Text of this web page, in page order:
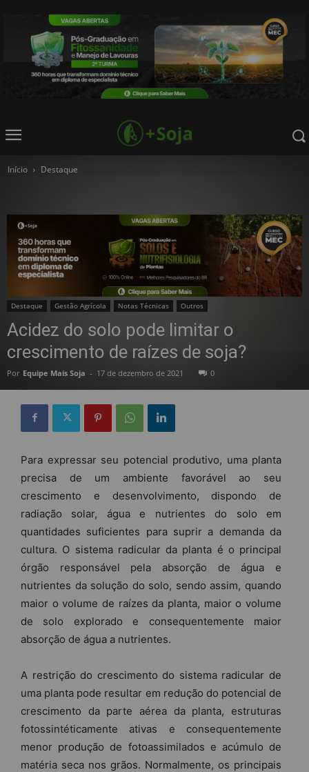
Início Destaque
Destaque Gestão Agrícola Notas Técnicas Outros
Acidez do solo pode limitar o
crescimento de raízes de soja?
Por Equipe Mais Soja - 17 de dezembro de 2021 0
Para expressar seu potencial produtivo, uma planta
precisa de um ambiente favorável ao seu
crescimento e desenvolvimento, dispondo de
radiação solar, água e nutrientes do solo em
quantidades suficientes para suprir a demanda da
cultura. O sistema radicular da planta é o principal
órgão responsável pela absorção de água e
nutrientes da solução do solo, sendo assim, quando
maior o volume de raízes da planta, maior o volume
de solo explorado e consequentemente maior
absorção de água a nutrientes.
A restrição do crescimento do sistema radicular de
uma planta pode resultar em redução do potencial de
crescimento da parte aérea da planta, estruturas
fotossintéticamente ativas e consequentemente
menor produção de fotoassimilados e acúmulo de
matéria seca nos grãos. Normalmente, os principais